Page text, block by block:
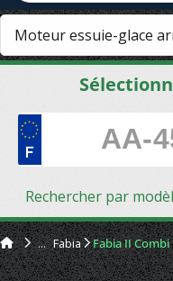
Rechercher par
Fabia Fabia II Combi